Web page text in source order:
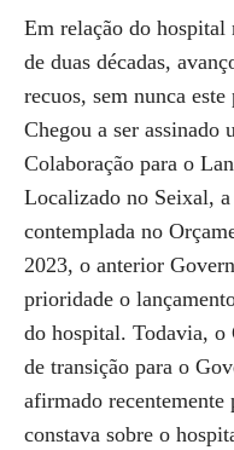
Em relação do
de duas décadas,
recuos, sem nunca
Chegou a ser assinado
Colaboração para o
Localizado no Seixal,
contemplada no
2023, o anterior
prioridade o
do hospital. Todavia, o
de transição para o
afirmado recentemente
constava sobre o